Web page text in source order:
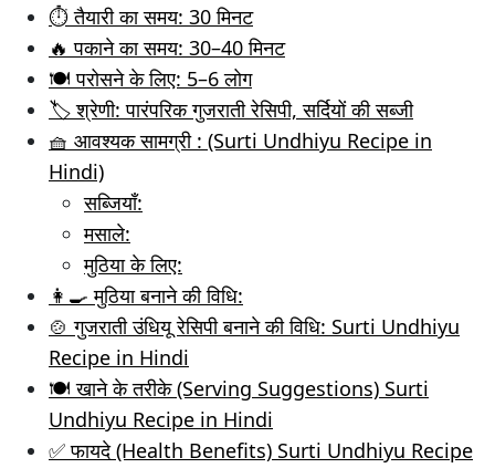
⏱️ तैयारी का समय: 30 मिनट
🔥 पकाने का समय: 30–40 मिनट
🍽️ परोसने के लिए: 5–6 लोग
🏷️ श्रेणी: पारंपरिक गुजराती रेसिपी, सर्दियों की सब्जी
🧺 आवश्यक सामग्री : (Surti Undhiyu Recipe in
Hindi)
सब्जियाँ:
मसाले:
मुठिया के लिए:
👩‍🍳 मुठिया बनाने की विधि:
🍲 गुजराती उंधियू रेसिपी बनाने की विधि: Surti Undhiyu
Recipe in Hindi
🍽️ खाने के तरीके (Serving Suggestions) Surti
Undhiyu Recipe in Hindi
✅ फायदे (Health Benefits) Surti Undhiyu Recipe